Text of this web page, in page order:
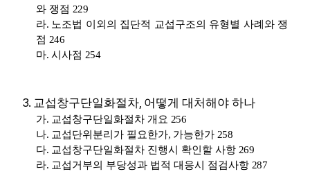
와 쟁점 229
라. 노조법 이외의 집단적 교섭구조의 유형별 사례와 쟁
점 246
마. 시사점 254
3. 교섭창구단일화절차, 어떻게 대처해야 하나
가. 교섭창구단일화절차 개요 256
나. 교섭단위분리가 필요한가, 가능한가 258
다. 교섭창구단일화절차 진행시 확인할 사항 269
라. 교섭거부의 부당성과 법적 대응시 점검사항 287